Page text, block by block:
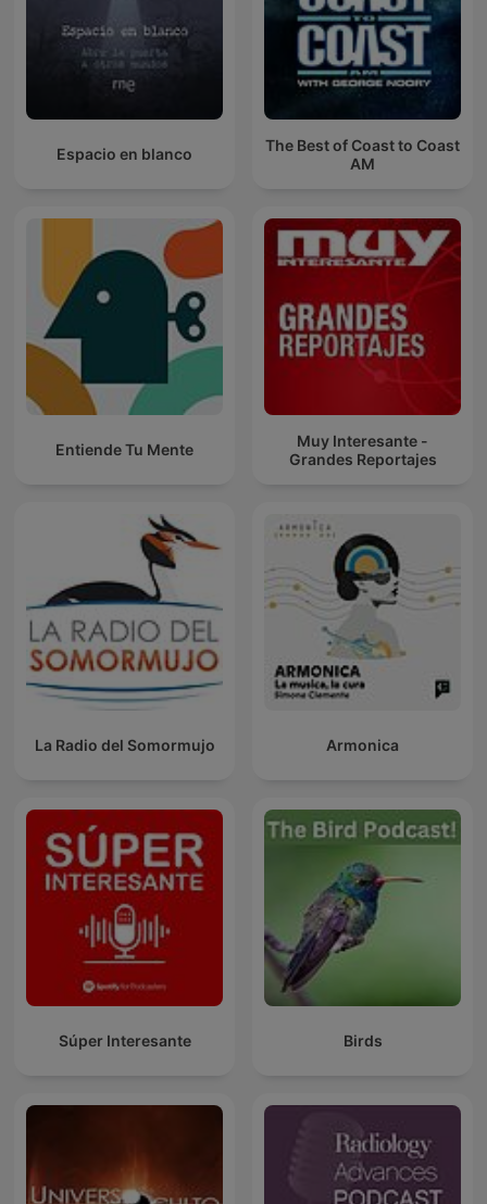
Espacio en blanco
The Best of Coast to Coast
AM
Entiende Tu Mente
Muy Interesante -
Grandes Reportajes
La Radio del Somormujo Armonica
Súper Interesante Birds